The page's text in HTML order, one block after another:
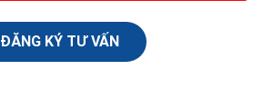
ĐĂNG KÝ TƯ VẤN